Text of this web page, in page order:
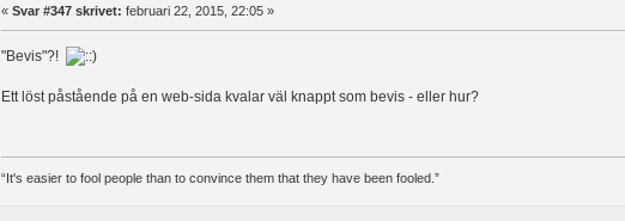
« Svar #347 skrivet: februari 22, 2015, 22:05 »
"Bevis"?!
Ett löst påstående på en web-sida kvalar väl knappt som bevis - eller hur?
“It's easier to fool people than to convince them that they have been fooled.”